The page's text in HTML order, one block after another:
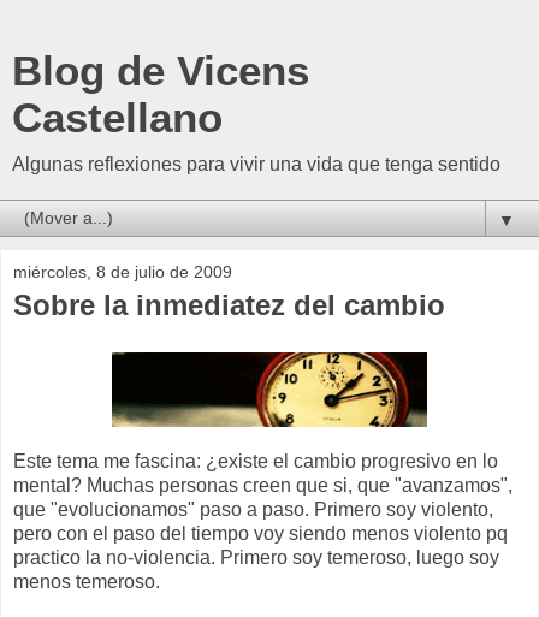
Blog de Vicens
Castellano
Algunas reflexiones para vivir una vida que tenga sentido
▼
miércoles, 8 de julio de 2009
Sobre la inmediatez del cambio
Este tema me fascina: ¿existe el cambio progresivo en lo
mental? Muchas personas creen que si, que "avanzamos",
que "evolucionamos" paso a paso. Primero soy violento,
pero con el paso del tiempo voy siendo menos violento pq
practico la no-violencia. Primero soy temeroso, luego soy
menos temeroso.